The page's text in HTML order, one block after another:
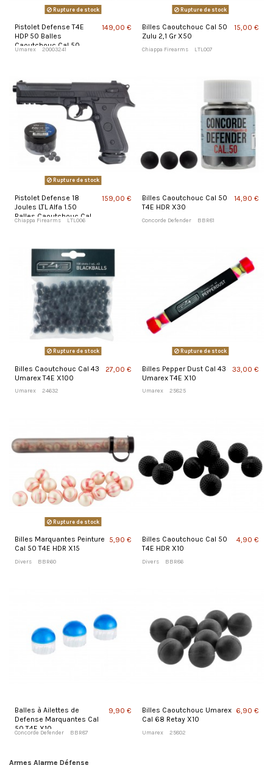
Rupture de stock
Pistolet Defense T4E
HDP 50 Balles
Caoutchouc Cal 50
Umarex 20003241
149,00 €
Rupture de stock
Billes Caoutchouc Cal 50
Zulu 2,1 Gr X50
Chiappa Firearms LTL007
15,00 €
Rupture de stock
Pistolet Defense 18
Joules LTL Alfa 1.50
Balles Caoutchouc Cal
Chiappa Firearms LTL006
159,00 €
Billes Caoutchouc Cal 50
T4E HDR X30
Concorde Defender BBR81
14,90 €
Rupture de stock
Billes Caoutchouc Cal 43
Umarex T4E X100
Umarex 24632
27,00 €
Rupture de stock
Billes Pepper Dust Cal 43
Umarex T4E X10
Umarex 25825
33,00 €
Rupture de stock
Billes Marquantes Peinture
Cal 50 T4E HDR X15
Divers BBR60
5,90 €
Billes Caoutchouc Cal 50
T4E HDR X10
Divers BBR86
4,90 €
Balles à Ailettes de
Defense Marquantes Cal
50 T4E X10
Concorde Defender BBR87
9,90 €
Billes Caoutchouc Umarex
Cal 68 Retay X10
Umarex 25802
6,90 €
Armes Alarme Défense